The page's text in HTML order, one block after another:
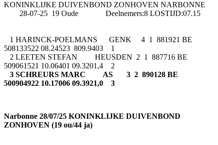
KONINKLIJKE DUIVENBOND ZONHOVEN NARBONNE
28-07-25 19 Oude Deelnemers:8 LOSTIJD:07.15
1 HARINCK-POELMANS GENK 4 1 881921 BE
508133522 08.24523 809.9403 1
2 LEETEN STEFAN HEUSDEN 2 1 887716 BE
509061521 10.06401 09.3201,4 2
3 SCHREURS MARC AS 3 2 890128 BE
500904922 10.17006 09.3921,0 3
Narbonne 28/07/25 KONINKLIJKE DUIVENBOND
ZONHOVEN (19 ou/44 ja)